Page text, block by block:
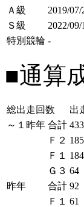
Ａ級
2019/07/
Ｓ級
2022/09/
特別競輪 -
■通算
総出走回数 出
～１昨年 合計 433
Ｆ２ 185
Ｆ１
184
Ｇ３ 64
昨年
合計 92
Ｆ１
61